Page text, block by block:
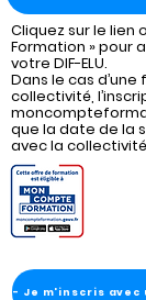
Cliquez sur le lien
Formation » pour
votre DIF-ELU.
Dans le cas
collectivité,
que la date de la
avec la